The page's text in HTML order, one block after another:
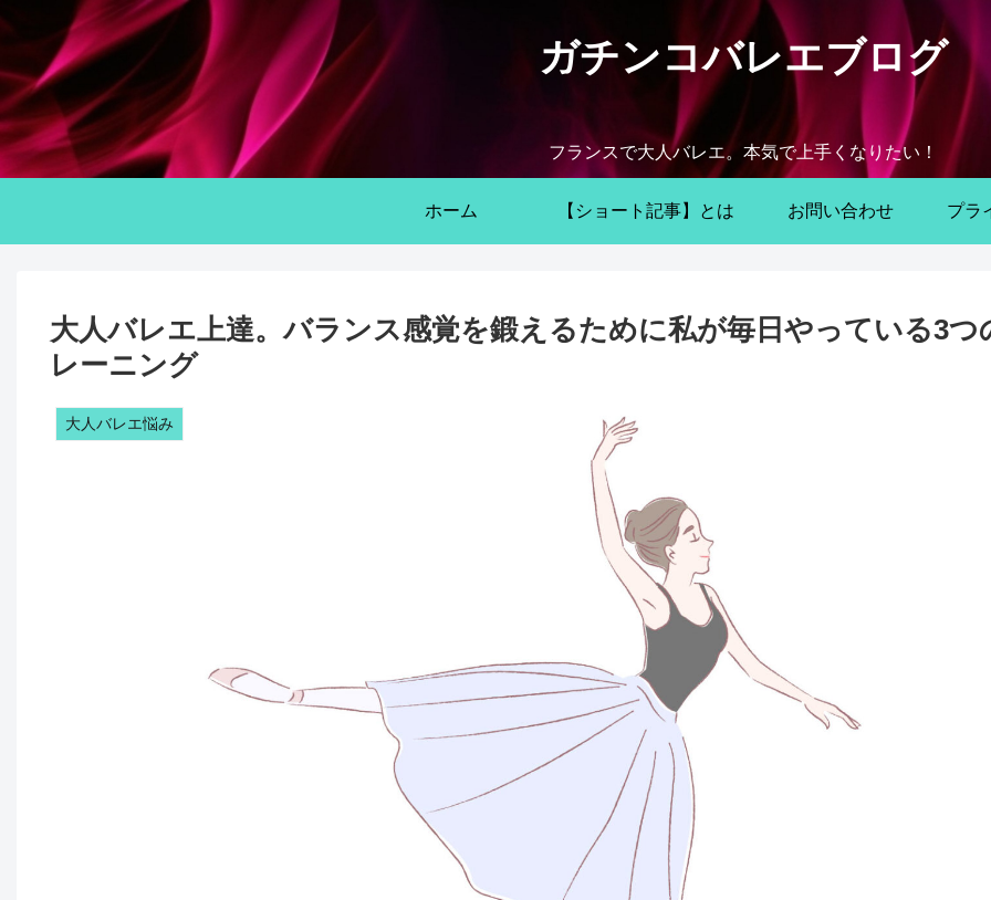
ガチンコバレエブログ
フランスで大人バレエ。本気で上手くなりたい！
ホーム 【ショート記事】とは お問い合わせ プラ
大人バレエ上達。バランス感覚を鍛えるために私が毎日やっている3つ
レーニング
大人バレエ悩み